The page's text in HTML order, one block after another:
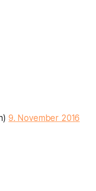
9. November 2016